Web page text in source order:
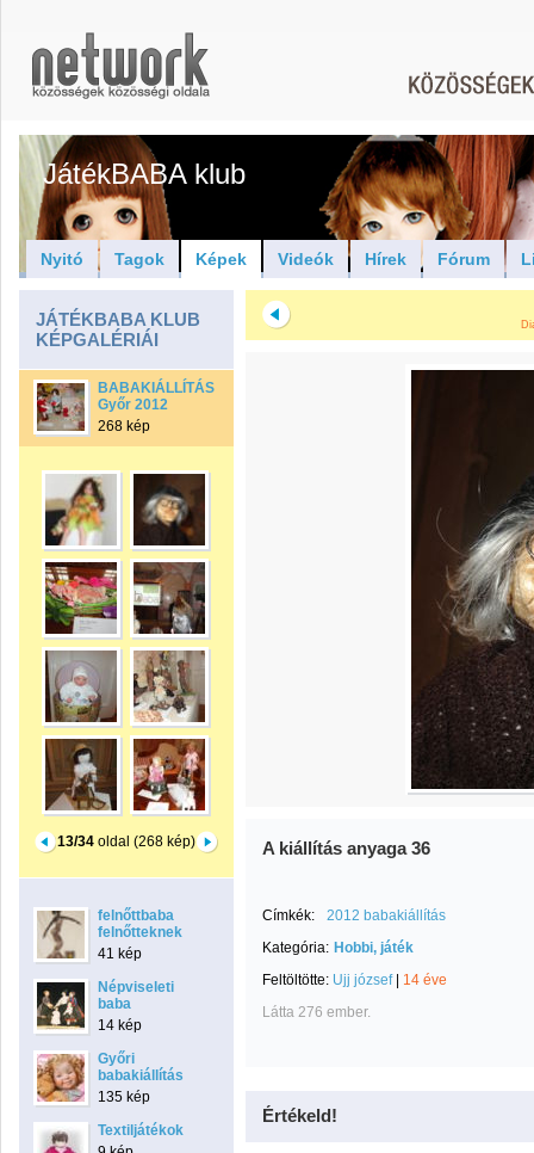
JátékBABA klub
Nyitó Tagok Képek Videók Hírek Fórum
JÁTÉKBABA KLUB
KÉPGALÉRIÁI
BABAKIÁLLÍTÁS
Győr 2012
268 kép
13/34 oldal (268 kép)
felnőttbaba
felnőtteknek
41 kép
Népviseleti
baba
14 kép
Győri
babakiállítás
135 kép
Textiljátékok
A kiállítás anyaga 36
Címkék:
2012 babakiállítás
Kategória: Hobbi, játék
Feltöltötte: Ujj józsef| 14 éve
Látta 276 ember.
Értékeld!